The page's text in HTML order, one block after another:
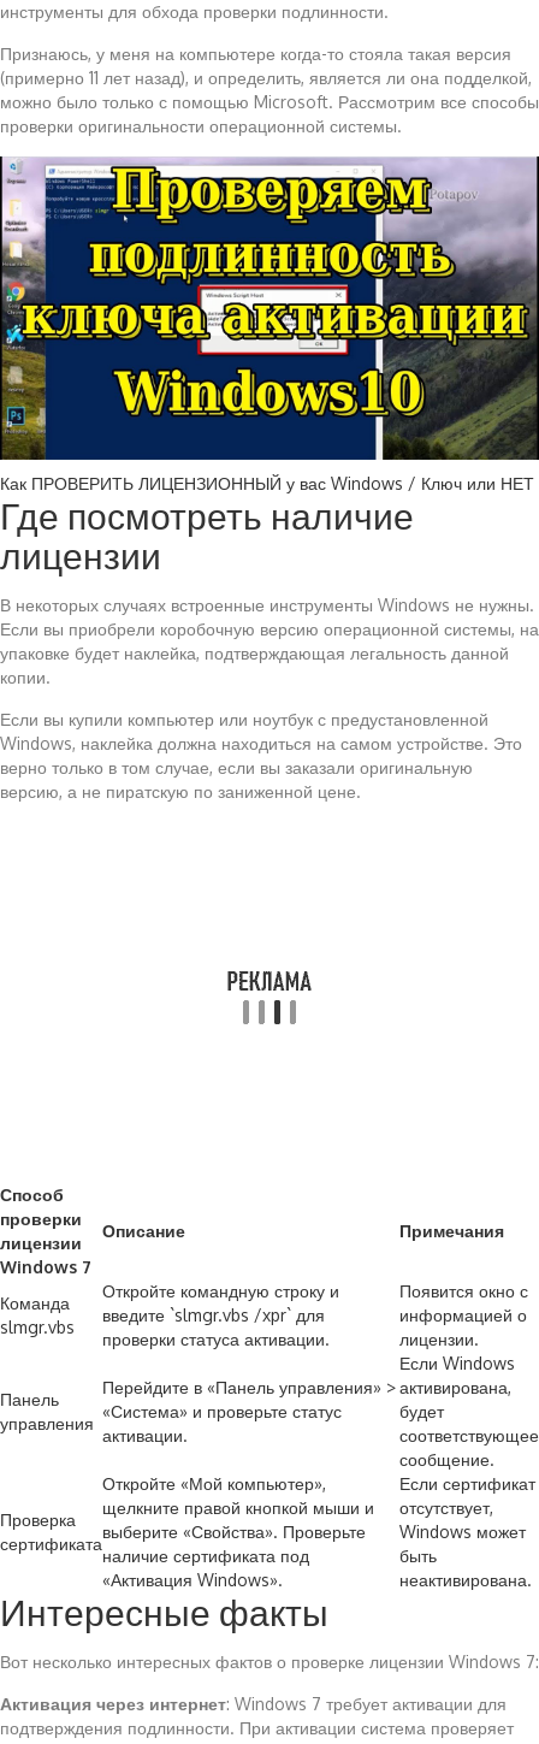
инструменты для обхода проверки подлинности.
Признаюсь, у меня на компьютере когда-то стояла такая версия
(примерно 11 лет назад), и определить, является ли она подделкой,
можно было только с помощью Microsoft. Рассмотрим все способы
проверки оригинальности операционной системы.
Как ПРОВЕРИТЬ ЛИЦЕНЗИОННЫЙ у вас Windows / Ключ или НЕТ
Где посмотреть наличие
лицензии
В некоторых случаях встроенные инструменты Windows не нужны.
Если вы приобрели коробочную версию операционной системы, на
упаковке будет наклейка, подтверждающая легальность данной
копии.
Если вы купили компьютер или ноутбук с предустановленной
Windows, наклейка должна находиться на самом устройстве. Это
верно только в том случае, если вы заказали оригинальную
версию, а не пиратскую по заниженной цене.
Способ
проверки
лицензии
Windows 7
Описание Примечания
Команда
slmgr.vbs
Откройте командную строку и
введите `slmgr.vbs /xpr` для
проверки статуса активации.
Появится окно с
информацией о
лицензии.
Панель
управления
Перейдите в «Панель управления» >
«Система» и проверьте статус
активации.
Если Windows
активирована,
будет
соответствующее
сообщение.
Проверка
сертификата
Откройте «Мой компьютер»,
щелкните правой кнопкой мыши и
выберите «Свойства». Проверьте
наличие сертификата под
«Активация Windows».
Если сертификат
отсутствует,
Windows может
быть
неактивирована.
Интересные факты
Вот несколько интересных фактов о проверке лицензии Windows 7:
Активация через интернет: Windows 7 требует активации для
подтверждения подлинности. При активации система проверяет